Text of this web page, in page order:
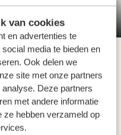
van cookies
en advertenties te
media te bieden en
Ook delen we
site met onze partners
Deze partners
met andere informatie
ze hebben verzameld op
Park
Park. Dit komt door
die in het droge
voor olifanten. Deze
oud worden en
techniek om er vocht
rivier die door
waterbron in dit
dat deze plek een